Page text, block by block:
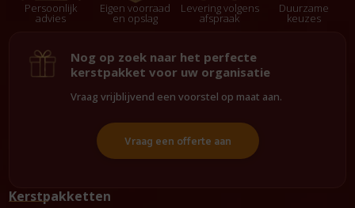
Persoonlijk
advies
Eigen voorraad
en opslag
Levering volgens
afspraak
Duurzame
keuzes
Nog op zoek naar het perfecte
kerstpakket voor uw organisatie
Vraag vrijblijvend een voorstel op maat aan.
Vraag een offerte aan
Kerstpakketten